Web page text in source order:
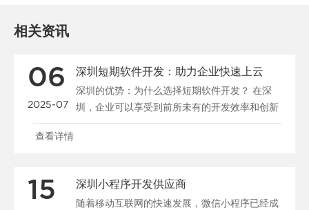
相关资讯
06
2025-07
深圳短期软件开发：助力企业快速上云
深圳的优势：为什么选择短期软件开发？ 在深
圳，企业可以享受到前所未有的开发效率和创新
潜力。作为中国改革开放的前沿城市，深...
查看详情
15 深圳小程序开发供应商
随着移动互联网的快速发展，微信小程序已经成